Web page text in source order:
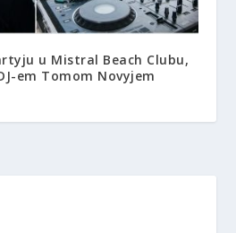
u Mistral Beach Clubu,
em Tomom Novyjem